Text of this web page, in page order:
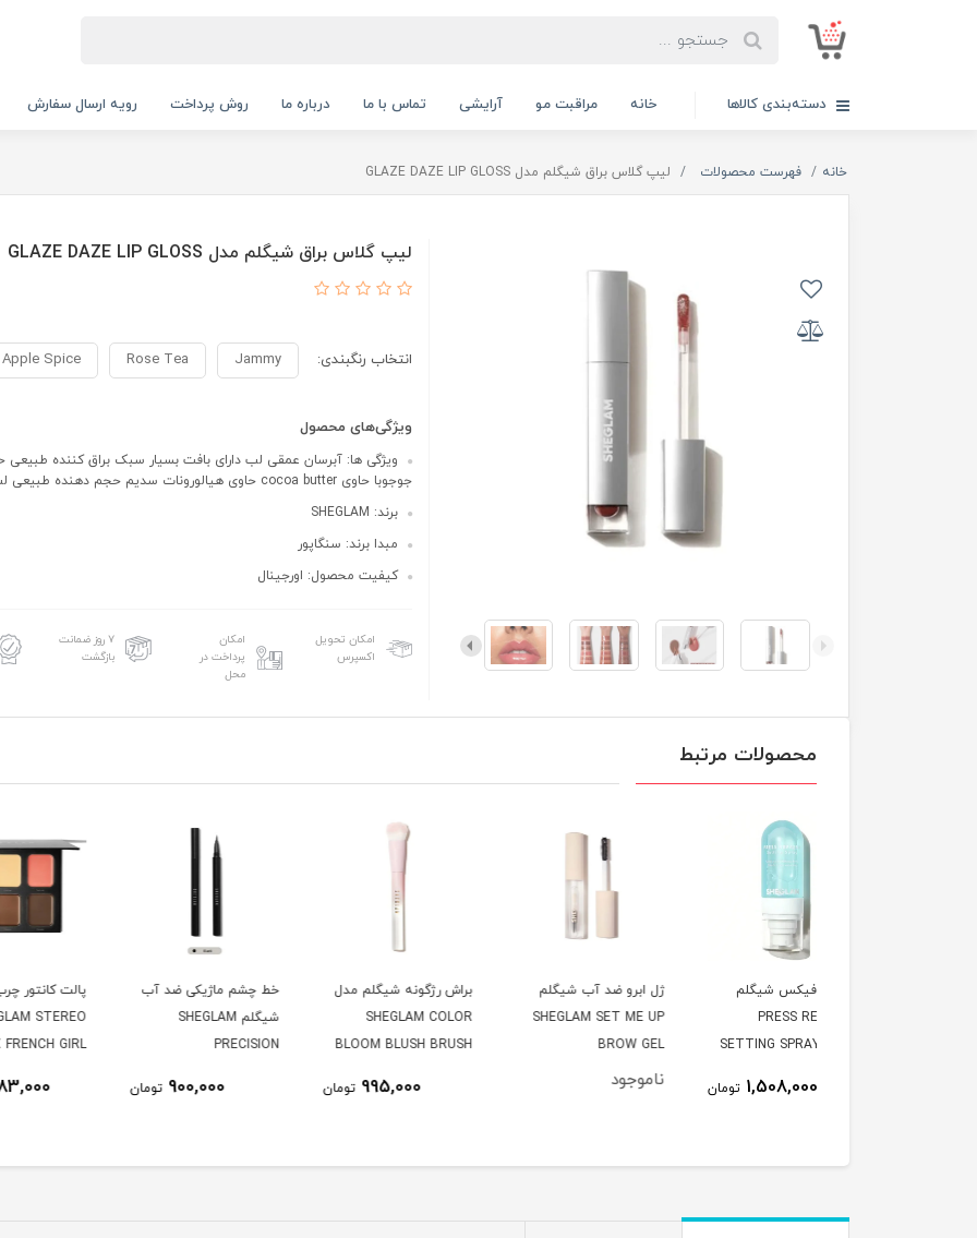
دسته‌بندی کالاها خانه مراقبت مو آرایشی تماس با ما درباره ما روش پرداخت رویه ارسال سفارش
خانه فهرست محصولات لیپ گلاس براق شیگلم مدل GLAZE DAZE LIP GLOSS
لیپ گلاس براق شیگلم مدل GLAZE DAZE LIP GLOSS
انتخاب رنگبندی: Jammy
Rose Tea
Apple Spice
ویژگی‌های محصول
ویژگی ها: آبرسان عمقی لب دارای بافت بسیار سبک براق کننده طبیعی
جوجوبا حاوی cocoa butter حاوی هیالورونات سدیم حجم دهنده طبیعی لب
برند: SHEGLAM
مبدا برند: سنگاپور
کیفیت محصول: اورجینال
امکان تحویل
اکسپرس
امکان
پرداخت در
محل
۷ روز ضمانت
بازگشت
محصولات مرتبط
ژل ابرو ضد آب شیگلم
SHEGLAM SET ME UP
BROW GEL
ناموجود
براش رژگونه شیگلم مدل
SHEGLAM COLOR
BLOOM BLUSH BRUSH
خط چشم ماژیکی ضد آب
شیگلم SHEGLAM
PRECISION
EYELINER
900,000
پالت کانتور چرب شیگلم
SHEGLAM STEREO
FACE SIX FRENCH GIRL
1,783,000
پالت